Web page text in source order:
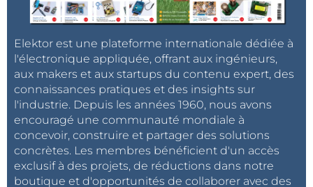
Elektor est une plateforme internationale dédiée à
l'électronique appliquée, offrant aux ingénieurs,
aux makers et aux startups du contenu expert, des
connaissances pratiques et des insights sur
l'industrie. Depuis les années 1960, nous avons
encouragé une communauté mondiale à
concevoir, construire et partager des solutions
concrètes. Les membres bénéficient d'un accès
exclusif à des projets, de réductions dans notre
boutique et d'opportunités de collaborer avec des